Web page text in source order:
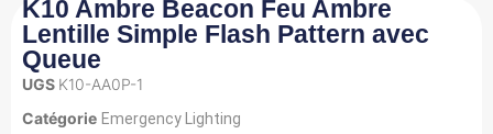
K10 Ambre Beacon Feu Ambre
Lentille Simple Flash Pattern avec
Queue
UGS K10-AA0P-1
Catégorie Emergency Lighting